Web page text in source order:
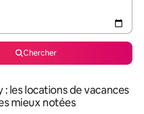
Chercher
: les locations de vacances
mieux notées